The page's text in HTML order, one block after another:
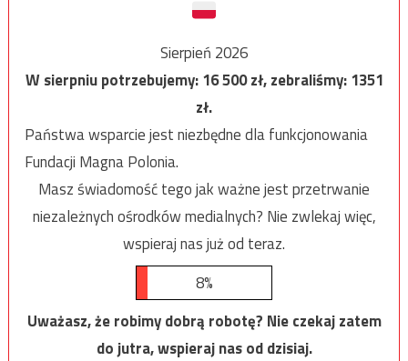
Sierpień 2026
W sierpniu potrzebujemy:16 500zł, zebraliśmy:1351
zł.
Państwa wsparcie jest niezbędne dla funkcjonowania
Fundacji Magna Polonia.
Masz świadomość tego jak ważne jest przetrwanie
niezależnych ośrodków medialnych? Nie zwlekaj więc,
wspieraj nas już od teraz.
8%
Uważasz, że robimy dobrą robotę? Nie czekaj zatem
do jutra, wspieraj nas od dzisiaj.